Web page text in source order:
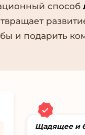
способ
и подарить
Щадящее и